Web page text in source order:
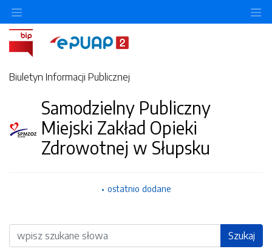
Biuletyn Informacji Publicznej
Samodzielny Publiczny
Miejski Zakład Opieki
Zdrowotnej w Słupsku
ostatnio dodane
Wyszukiwarka Szukaj